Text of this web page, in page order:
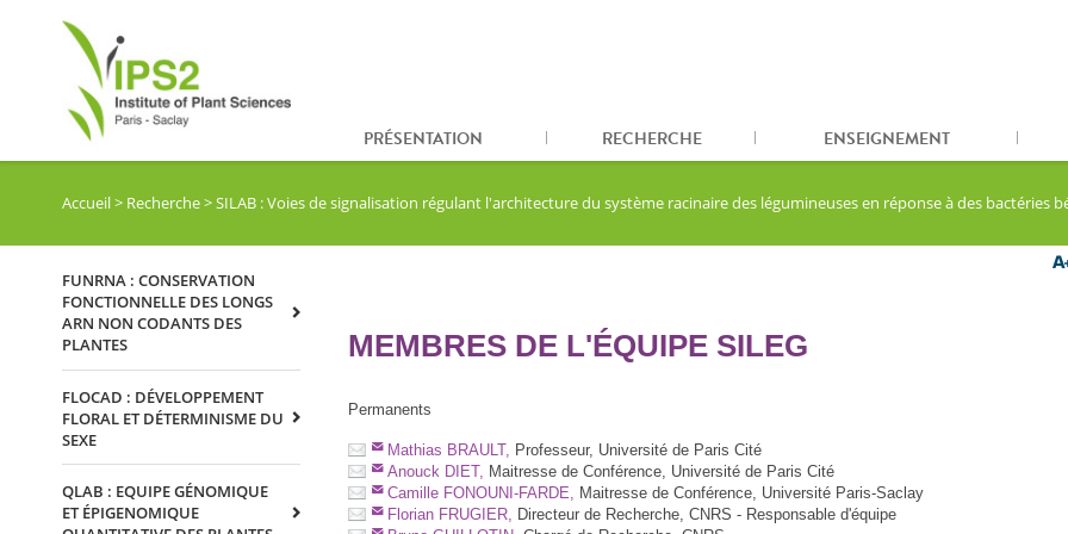
PRÉSENTATION RECHERCHE ENSEIGNEMENT
Accueil> Recherche>SILAB : Voies de signalisation régulant l'architecture du système racinaire des légumineuses en réponse à des bactéries
MEMBRES DE L'ÉQUIPE SILEG
Permanents
Mathias BRAULT, Professeur, Université de Paris Cité
Anouck DIET, Maitresse de Conférence, Université de Paris Cité
Camille FONOUNI-FARDE,
Maitresse de Conférence, Université Paris-Saclay
Florian FRUGIER, Directeur de Recherche, CNRS - Responsable d'équipe
FUNRNA : CONSERVATION
FONCTIONNELLE DES LONGS
ARN NON CODANTS DES
PLANTES
FLOCAD : DÉVELOPPEMENT
FLORAL ET DÉTERMINISME DU
SEXE
QLAB : EQUIPE GÉNOMIQUE
ET ÉPIGENOMIQUE